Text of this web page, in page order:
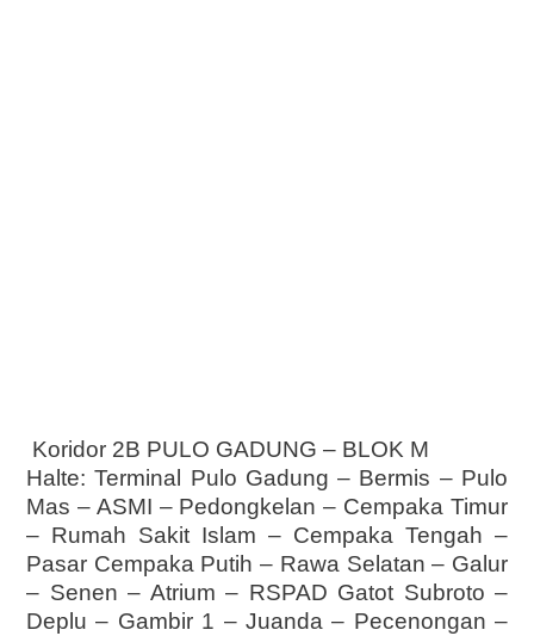
Koridor 2B PULO GADUNG – BLOK M
Halte: Terminal Pulo Gadung – Bermis – Pulo
Mas – ASMI – Pedongkelan – Cempaka Timur
– Rumah Sakit Islam – Cempaka Tengah –
Pasar Cempaka Putih – Rawa Selatan – Galur
– Senen – Atrium – RSPAD Gatot Subroto –
Deplu – Gambir 1 – Juanda – Pecenongan –